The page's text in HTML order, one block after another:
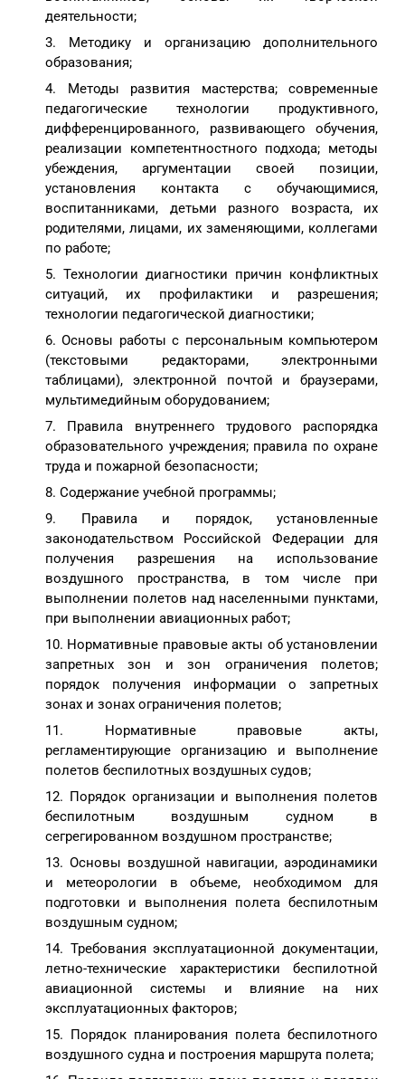
деятельности;
Методику и организацию дополнительного
образования;
Методы развития мастерства; современные
педагогические технологии продуктивного,
дифференцированного, развивающего обучения,
реализации компетентностного подхода; методы
убеждения, аргументации своей позиции,
установления контакта с обучающимися,
воспитанниками, детьми разного возраста, их
родителями, лицами, их заменяющими, коллегами
по работе;
Технологии диагностики причин конфликтных
ситуаций, их профилактики и разрешения;
технологии педагогической диагностики;
Основы работы с персональным компьютером
(текстовыми редакторами, электронными
таблицами), электронной почтой и браузерами,
мультимедийным оборудованием;
Правила внутреннего трудового распорядка
образовательного учреждения; правила по охране
труда и пожарной безопасности;
Содержание учебной программы;
Правила и порядок, установленные
законодательством Российской Федерации для
получения разрешения на использование
воздушного пространства, в том числе при
выполнении полетов над населенными пунктами,
при выполнении авиационных работ;
Нормативные правовые акты об установлении
запретных зон и зон ограничения полетов;
порядок получения информации о запретных
зонах и зонах ограничения полетов;
Нормативные правовые акты,
регламентирующие организацию и выполнение
полетов беспилотных воздушных судов;
Порядок организации и выполнения полетов
беспилотным воздушным судном в
сегрегированном воздушном пространстве;
Основы воздушной навигации, аэродинамики
и метеорологии в объеме, необходимом для
подготовки и выполнения полета беспилотным
воздушным судном;
Требования эксплуатационной документации,
летно-технические характеристики беспилотной
авиационной системы и влияние на них
эксплуатационных факторов;
Порядок планирования полета беспилотного
воздушного судна и построения маршрута полета;